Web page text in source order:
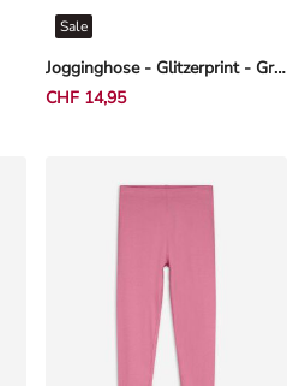
Jogginghose - Glitzerprint - Grau
Sale
CHF 14,95